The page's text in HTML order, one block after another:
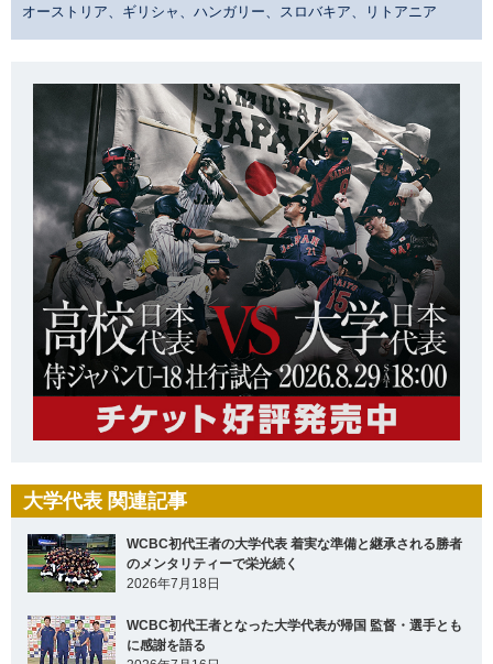
オーストリア、ギリシャ、ハンガリー、スロバキア、リトアニア
大学代表 関連記事
WCBC初代王者の大学代表 着実な準備と継承される勝者
のメンタリティーで栄光続く
2026年7月18日
WCBC初代王者となった大学代表が帰国 監督・選手とも
に感謝を語る